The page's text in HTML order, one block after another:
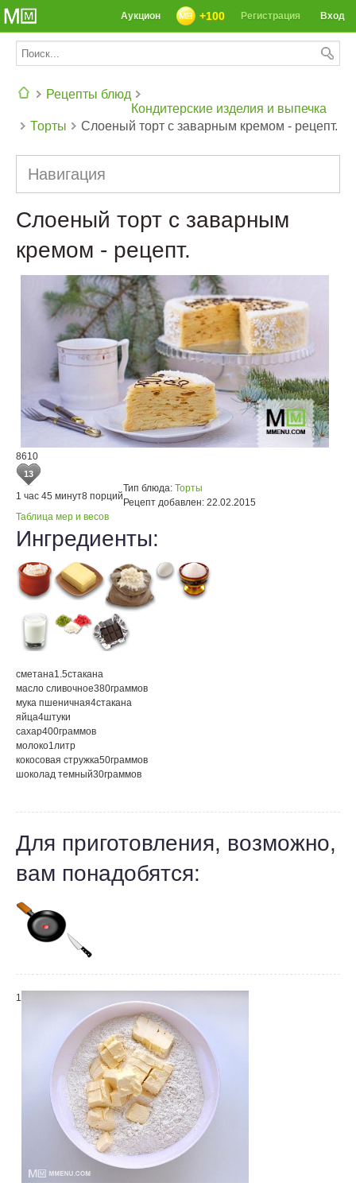
СЕГОДНЯ: 39142 РЕЦЕПТА
Вход
Регистрация
+100
Аукцион
Рецепты блюд
Кондитерские изделия и выпечка
Торты
Слоеный торт с заварным кремом - рецепт.
Навигация
Слоеный торт с заварным
кремом - рецепт.
8610
13
1 час 45 минут8 порций
Тип блюда: Торты
Рецепт добавлен: 22.02.2015
Таблица мер и весов
Ингредиенты:
сметана1.5стакана
масло сливочное380граммов
мука пшеничная4стакана
яйца4штуки
сахар400граммов
молоко1литр
кокосовая стружка50граммов
шоколад темный30граммов
Для приготовления, возможно,
вам понадобятся:
1